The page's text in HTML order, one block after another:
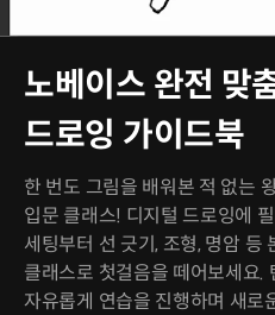
노베이스 완전 맞
드로잉 가이드북
한 번도 그림을 배워본 적 없는
입문 클래스! 디지털 드로잉에
세팅부터 선 긋기, 조형, 명암 등
클래스로 첫걸음을 떼어보세요.
자유롭게 연습을 진행하며 새로